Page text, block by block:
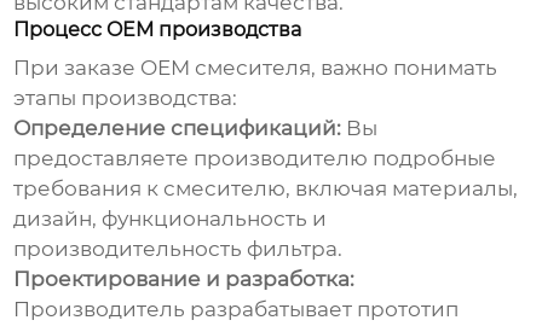
Процесс OEM производства
При заказе OEM смесителя, важно понимать
этапы производства:
Определение спецификаций: Вы
предоставляете производителю подробные
требования к смесителю, включая материалы,
дизайн, функциональность и
производительность фильтра.
Проектирование и разработка:
Производитель разрабатывает прототип